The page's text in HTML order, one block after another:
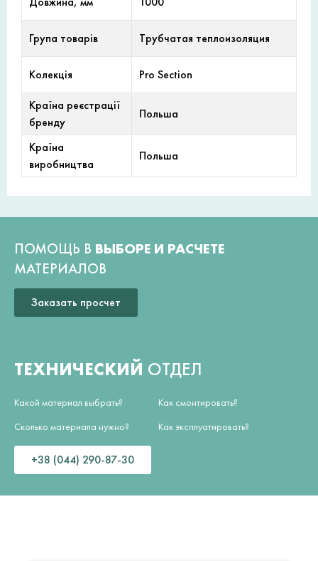
Група товарів Трубчатая теплоизоляция
Колекція Pro Section
Країна реєстрації
бренду
Польша
Країна
виробництва
Польша
ПОМОЩЬ В ВЫБОРЕ И РАСЧЕТЕ
МАТЕРИАЛОВ
Заказать просчет
ТЕХНИЧЕСКИЙ ОТДЕЛ
Какой материал выбрать?
Сколько материала нужно?
Как смонтировать?
Как эксплуатировать?
+38 (044) 290-87-30